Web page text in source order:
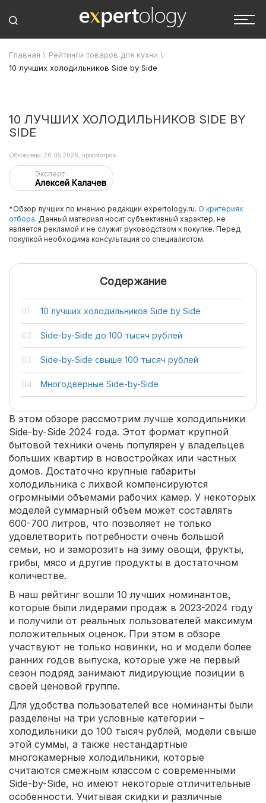
Главная \ Рейтинги товаров для кухни \
10 лучших холодильников Side by Side
10 ЛУЧШИХ ХОЛОДИЛЬНИКОВ SIDE BY
SIDE
Эксперт
Алексей Калачев
Обновлено: 26.05.2026, просмотров:
*Обзор лучших по мнению редакции expertology.ru. О критериях
отбора. Данный материал носит субъективный характер, не
является рекламой и не служит руководством к покупке. Перед
покупкой необходима консультация со специалистом.
Содержание
10 лучших холодильников Side by Side
Side-by-Side до 100 тысяч рублей
Side-by-Side свыше 100 тысяч рублей
Многодверные Side-by-Side
В этом обзоре рассмотрим лучше холодильники
Side-by-Side 2024 года. Этот формат крупной
бытовой техники очень популярен у владельцев
больших квартир в новостройках или частных
домов. Достаточно крупные габариты
холодильника с лихвой компенсируются
огромными объемами рабочих камер. У некоторых
моделей суммарный объем может составлять
600-700 литров, что позволяет не только
удовлетворить потребности очень большой
семьи, но и заморозить на зиму овощи, фрукты,
грибы, мясо и другие продукты в достаточном
количестве.
В наш рейтинг вошли 10 лучших номинантов,
которые были лидерами продаж в 2023-2024 году
и получили от реальных пользователей максимум
положительных оценок. При этом в обзоре
участвуют не только новинки, но и модели более
ранних годов выпуска, которые уже не первый
сезон подряд занимают лидирующие позиции в
своей ценовой группе.
Для удобства пользователей все номинанты были
разделены на три условные категории –
холодильники до 100 тысяч рублей, модели свыше
этой суммы, а также нестандартные
многокамерные холодильники, которые
считаются смежным классом с современными
Side-by-Side, но имеют некоторые отличительные
особенности. Учитывая скидки и различные